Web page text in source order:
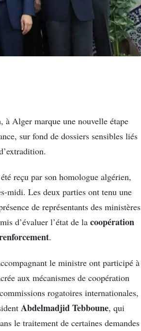
Alger marque une nouvelle étape
sur fond de dossiers sensibles liés
reçu par son homologue algérien,
midi. Les deux parties ont tenu une
de représentants des ministères
d’évaluer l’état de la coopération
.
le ministre ont participé à
aux mécanismes de coopération
rogatoires internationales,
Abdelmadjid Tebboune, qui
le traitement de certaines demandes